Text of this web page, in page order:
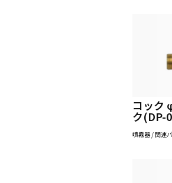
コック
ク(DP-
噴霧器 / 関連